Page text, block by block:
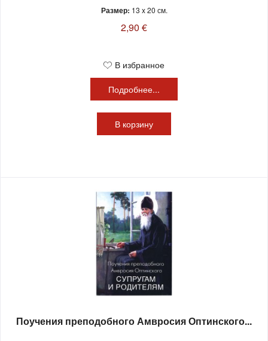
Размер: 13 x 20 см.
2,90 €
В избранное
Подробнее...
В корзину
Поучения преподобного Амвросия Оптинского...